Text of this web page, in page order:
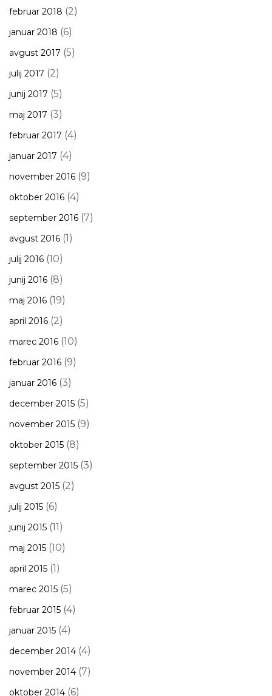
februar 2018 (2)
januar 2018 (6)
avgust 2017 (5)
julij 2017 (2)
junij 2017 (5)
maj 2017 (3)
februar 2017 (4)
januar 2017 (4)
november 2016 (9)
oktober 2016 (4)
september 2016 (7)
avgust 2016 (1)
julij 2016 (10)
junij 2016 (8)
maj 2016 (19)
april 2016 (2)
marec 2016 (10)
februar 2016 (9)
januar 2016 (3)
december 2015 (5)
november 2015 (9)
oktober 2015 (8)
september 2015 (3)
avgust 2015 (2)
julij 2015 (6)
junij 2015 (11)
maj 2015 (10)
april 2015 (1)
marec 2015 (5)
februar 2015 (4)
januar 2015 (4)
december 2014 (4)
november 2014 (7)
oktober 2014 (6)